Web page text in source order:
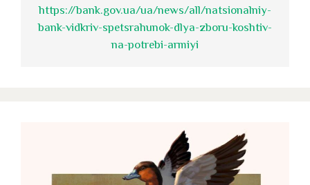
https://bank.gov.ua/ua/news/all/natsionalniy-
bank-vidkriv-spetsrahunok-dlya-zboru-koshtiv-
na-potrebi-armiyi